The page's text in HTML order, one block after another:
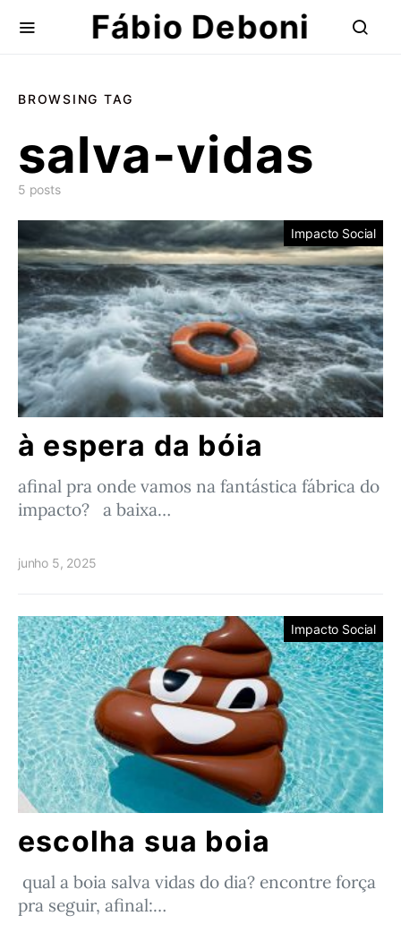
Fábio Deboni
BROWSING TAG
salva-vidas
5 posts
Impacto Social
à espera da bóia
afinal pra onde vamos na fantástica fábrica do
impacto? a baixa…
junho 5, 2025
Impacto Social
escolha sua boia
qual a boia salva vidas do dia? encontre força
pra seguir, afinal:…